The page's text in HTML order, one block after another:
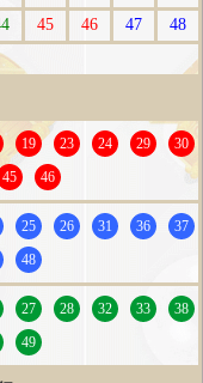
45 46 47
48
19 23 24 29
30
45 46
25 26 31 36
37
48
27 28 32 33
38
49